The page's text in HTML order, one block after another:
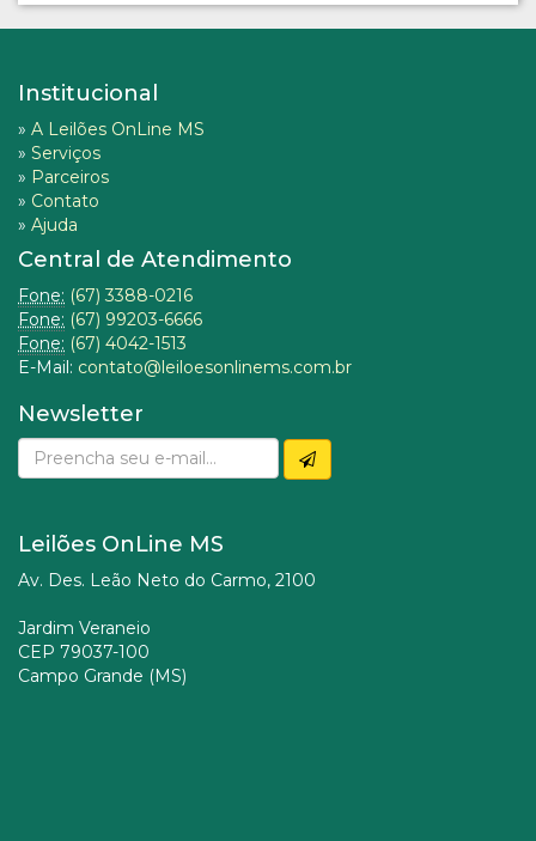
Institucional
» A Leilões OnLine MS
» Serviços
» Parceiros
» Contato
» Ajuda
Central de Atendimento
Fone: (67) 3388-0216
Fone: (67) 99203-6666
Fone: (67) 4042-1513
E-Mail: contato@leiloesonlinems.com.br
Newsletter
Leilões OnLine MS
Av. Des. Leão Neto do Carmo, 2100
Jardim Veraneio
CEP 79037-100
Campo Grande (MS)